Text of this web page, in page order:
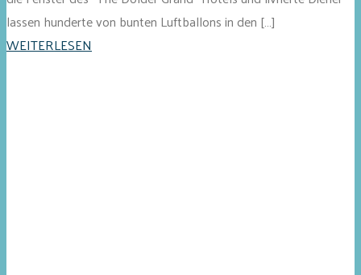
lassen hunderte von bunten Luftballons in den […]
WEITERLESEN